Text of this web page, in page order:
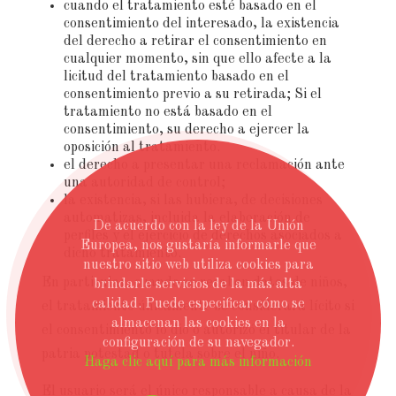
De acuerdo con la ley de la Unión
Europea, nos gustaría informarle que
nuestro sitio web utiliza cookies para
brindarle servicios de la más alta
calidad. Puede especificar cómo se
almacenan las cookies en la
configuración de su navegador.
Haga clic aquí para más información
cuando el tratamiento esté basado en el
consentimiento del interesado, la existencia
del derecho a retirar el consentimiento en
cualquier momento, sin que ello afecte a la
licitud del tratamiento basado en el
consentimiento previo a su retirada; Si el
tratamiento no está basado en el
consentimiento, su derecho a ejercer la
oposición al tratamiento.
el derecho a presentar una reclamación ante
una autoridad de control;
la existencia, si las hubiera, de decisiones
automatizas, incluida la elaboración de
perfiles y el ejercicio de derechos asociados a
dicho tratamiento.
En particular, cuando se recaben datos de niños,
el tratamiento únicamente se considerará lícito si
el consentimiento lo dio o autorizó el titular de la
patria potestad o tutela sobre el niño.